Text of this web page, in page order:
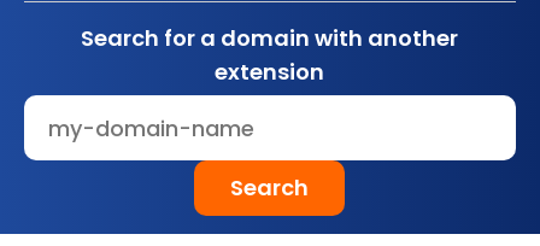
Search for a domain with another
extension
Search